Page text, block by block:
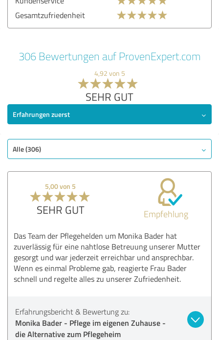
Gesamtzufriedenheit
306 Bewertungen auf ProvenExpert.com
4,92 von 5
SEHR GUT
Erfahrungen zuerst
Alle (306)
5,00 von 5
SEHR GUT Empfehlung
Das Team der Pflegehelden um Monika Bader hat
zuverlässig für eine nahtlose Betreuung unserer Mutter
gesorgt und war jederzeit erreichbar und ansprechbar.
Wenn es einmal Probleme gab, reagierte Frau Bader
schnell und regelte alles zu unserer Zufriedenheit.
Erfahrungsbericht & Bewertung zu:
Monika Bader - Pflege im eigenen Zuhause -
die Alternative zum Pflegeheim